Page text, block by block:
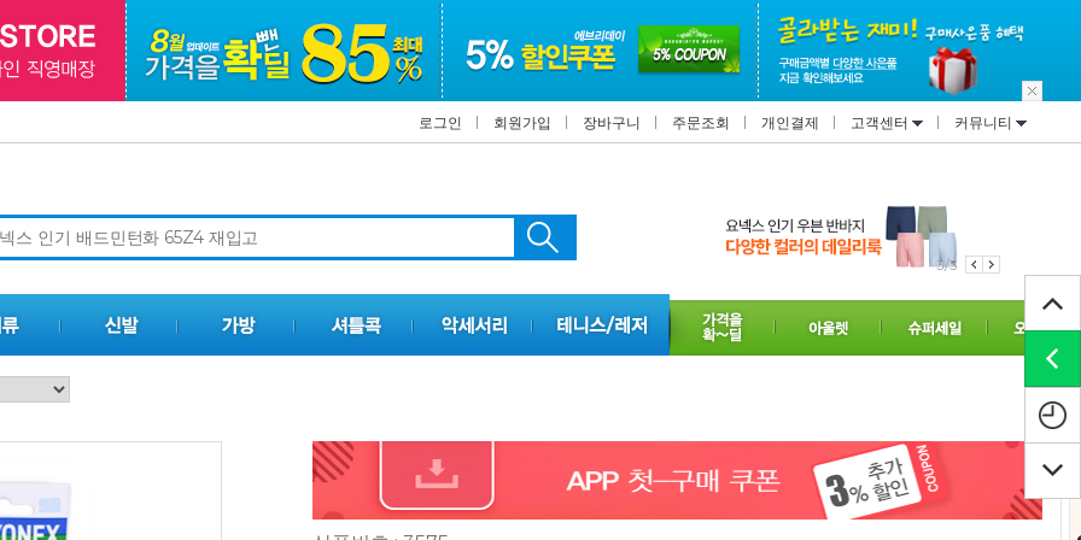
로그인 회원가입 장바구니 주문조회 개인결제 고객센터 커뮤니티
3/3